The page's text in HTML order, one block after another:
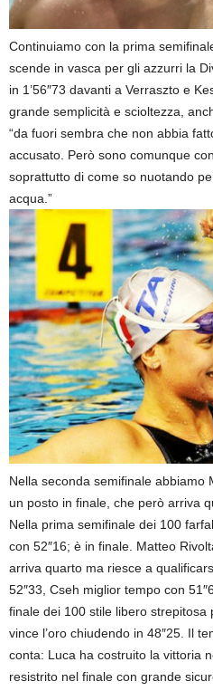
Continuiamo con la prima
scende in vasca per gli azzurri la
in 1’56″73 davanti a Verraszto e
grande semplicità e scioltezza,
“da fuori sembra che non abbia
accusato. Però sono comunque
soprattutto di come so nuotando
acqua.”
Nella seconda semifinale abbiamo
un posto in finale, che però arriva
Nella prima semifinale dei 100
con 52″16; è in finale. Matteo
arriva quarto ma riesce a
52″33, Cseh miglior tempo con
finale dei 100 stile libero strepitosa
vince l’oro chiudendo in 48″25. Il
conta: Luca ha costruito la vittoria
resistrito nel finale con grande